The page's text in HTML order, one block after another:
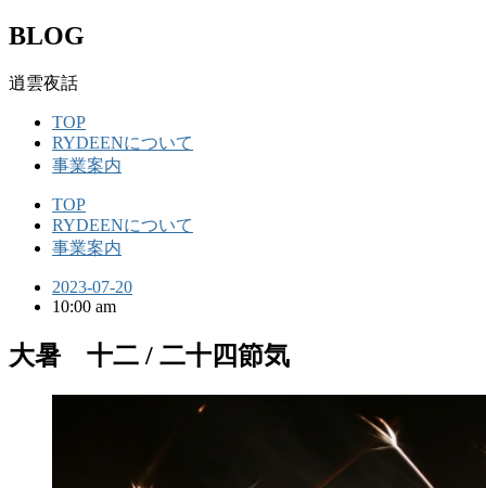
BLOG
逍雲夜話
TOP
RYDEENについて
事業案内
TOP
RYDEENについて
事業案内
2023-07-20
10:00 am
大暑 十二 / 二十四節気